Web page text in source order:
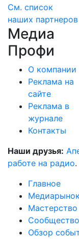
См. список
наших партнеров
Медиа
Профи
О компании
Реклама на
сайте
Реклама в
журнале
Контакты
Наши друзья:
работе на радио.
Главное
Медиарынок
Мастерство
Сообщество
Обзор